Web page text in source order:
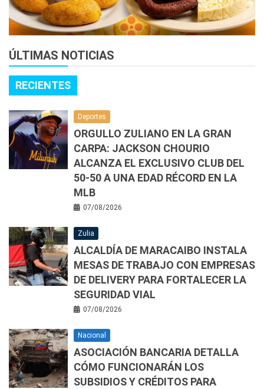
ÚLTIMAS NOTICIAS
RECIENTES
Deportes
ORGULLO ZULIANO EN LA GRAN
CARPA: JACKSON CHOURIO
ALCANZA EL EXCLUSIVO CLUB DEL
50-50 A UNA EDAD RÉCORD EN LA
MLB
07/08/2026
Zulia
ALCALDÍA DE MARACAIBO INSTALA
MESAS DE TRABAJO CON EMPRESAS
DE DELIVERY PARA FORTALECER LA
SEGURIDAD VIAL
07/08/2026
Nacional
ASOCIACIÓN BANCARIA DETALLA
CÓMO FUNCIONARÁN LOS
SUBSIDIOS Y CRÉDITOS PARA